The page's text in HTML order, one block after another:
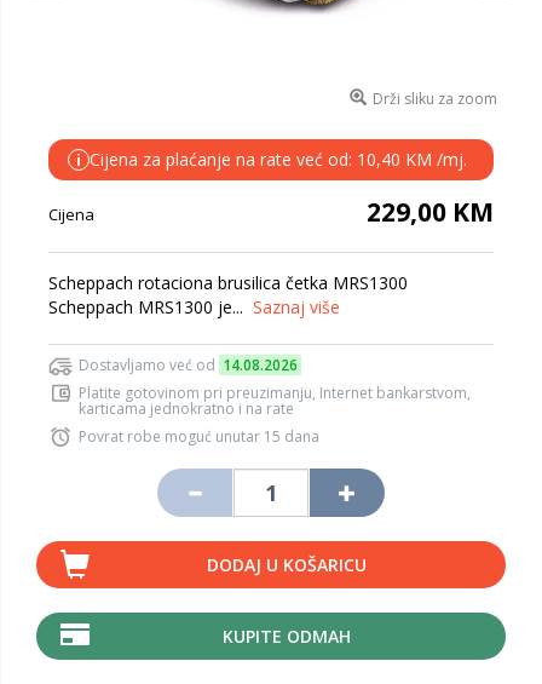
Drži sliku za zoom
i Cijena za plaćanje na rate već od: 10,40 KM /mj.
Cijena 229,00 KM
Scheppach rotaciona brusilica četka MRS1300
Scheppach MRS1300 je... Saznaj više
Dostavljamo već od 14.08.2026
Platite gotovinom pri preuzimanju, Internet bankarstvom,
karticama jednokratno i na rate
Povrat robe moguć unutar 15 dana
DODAJ U KOŠARICU
KUPITE ODMAH